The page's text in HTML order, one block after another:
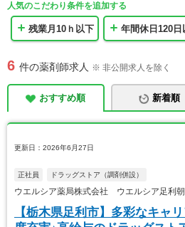
人気のこだわり条件を追加する
残業月10ｈ以下 年間休日120日
6 件の薬剤師求人 ※ 非公開求人を除く
おすすめ順 新着順
更新日：2026年6月27日
正社員 ドラッグストア（調剤併設）
ウエルシア薬局株式会社 ウエルシア足利
【栃木県足利市】多彩なキャ